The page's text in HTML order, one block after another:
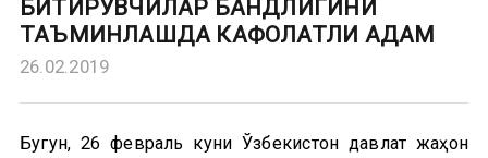
БИТИРУВЧИЛАР БАНДЛИГИНИ
ТАЪМИНЛАШДА КАФОЛАТЛИ ҚАДАМ
26.02.2019
Бугун, 26 февраль куни Ўзбекистон давлат жаҳон